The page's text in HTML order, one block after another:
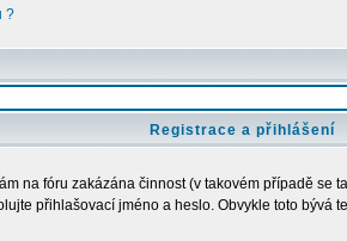
?
Registrace a přihlášení
na fóru zakázána činnost (v takovém případě
přihlašovací jméno a heslo. Obvykle toto